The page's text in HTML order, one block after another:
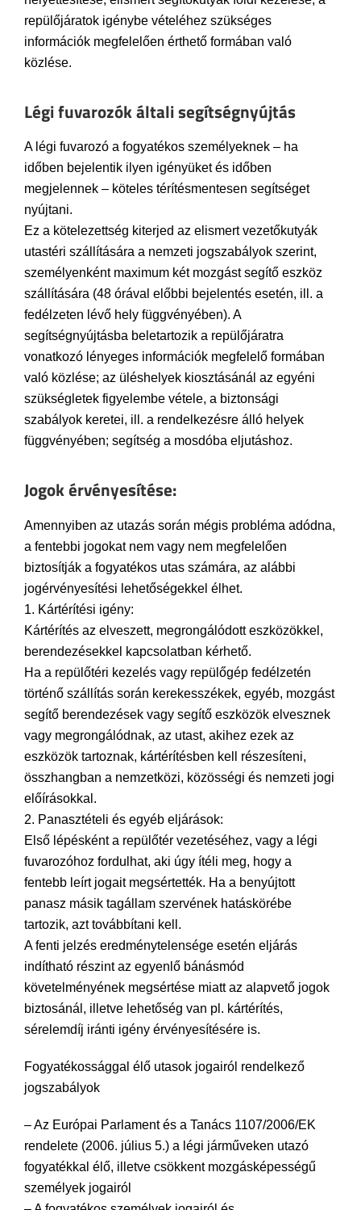
repülőjáratok igénybe vételéhez szükséges
információk megfelelően érthető formában való
közlése.
Légi fuvarozók általi segítségnyújtás
A légi fuvarozó a fogyatékos személyeknek – ha
időben bejelentik ilyen igényüket és időben
megjelennek – köteles térítésmentesen segítséget
nyújtani.
Ez a kötelezettség kiterjed az elismert vezetőkutyák
utastéri szállítására a nemzeti jogszabályok szerint,
személyenként maximum két mozgást segítő eszköz
szállítására (48 órával előbbi bejelentés esetén, ill. a
fedélzeten lévő hely függvényében). A
segítségnyújtásba beletartozik a repülőjáratra
vonatkozó lényeges információk megfelelő formában
való közlése; az üléshelyek kiosztásánál az egyéni
szükségletek figyelembe vétele, a biztonsági
szabályok keretei, ill. a rendelkezésre álló helyek
függvényében; segítség a mosdóba eljutáshoz.
Jogok érvényesítése:
Amennyiben az utazás során mégis probléma adódna,
a fentebbi jogokat nem vagy nem megfelelően
biztosítják a fogyatékos utas számára, az alábbi
jogérvényesítési lehetőségekkel élhet.
1. Kártérítési igény:
Kártérítés az elveszett, megrongálódott eszközökkel,
berendezésekkel kapcsolatban kérhető.
Ha a repülőtéri kezelés vagy repülőgép fedélzetén
történő szállítás során kerekesszékek, egyéb, mozgást
segítő berendezések vagy segítő eszközök elvesznek
vagy megrongálódnak, az utast, akihez ezek az
eszközök tartoznak, kártérítésben kell részesíteni,
összhangban a nemzetközi, közösségi és nemzeti jogi
előírásokkal.
2. Panasztételi és egyéb eljárások:
Első lépésként a repülőtér vezetéséhez, vagy a légi
fuvarozóhoz fordulhat, aki úgy ítéli meg, hogy a
fentebb leírt jogait megsértették. Ha a benyújtott
panasz másik tagállam szervének hatáskörébe
tartozik, azt továbbítani kell.
A fenti jelzés eredménytelensége esetén eljárás
indítható részint az egyenlő bánásmód
követelményének megsértése miatt az alapvető jogok
biztosánál, illetve lehetőség van pl. kártérítés,
sérelemdíj iránti igény érvényesítésére is.
Fogyatékossággal élő utasok jogairól rendelkező
jogszabályok
– Az Európai Parlament és a Tanács 1107/2006/EK
rendelete (2006. július 5.) a légi járműveken utazó
fogyatékkal élő, illetve csökkent mozgásképességű
személyek jogairól